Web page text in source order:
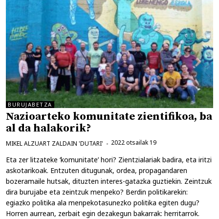
BURUJABETZA
Nazioarteko komunitate zientifikoa, ba
al da halakorik?
2022 otsailak 19
MIKEL ALZUART ZALDAIN 'DUTARI'
Eta zer litzateke ‘komunitate’ hori? Zientzialariak badira, eta iritzi
askotarikoak. Entzuten ditugunak, ordea, propagandaren
bozeramaile hutsak, dituzten interes-gatazka guztiekin. Zeintzuk
dira burujabe eta zeintzuk menpeko? Berdin politikarekin:
egiazko politika ala menpekotasunezko politika egiten dugu?
Horren aurrean, zerbait egin dezakegun bakarrak: herritarrok.